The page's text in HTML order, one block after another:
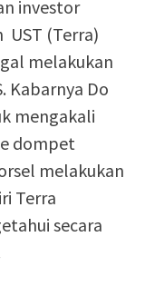
investor
UST (Terra)
melakukan
Kabarnya Do
mengakali
dompet
melakukan
Terra
secara